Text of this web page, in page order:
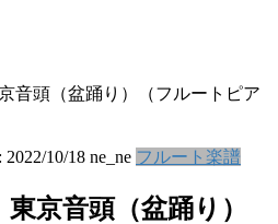
音頭（盆踊り）（フルートピア
2022/10/18 ne_ne フルート楽譜
京音頭（盆踊り）